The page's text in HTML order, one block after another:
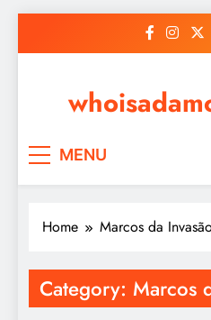
MENU
Home Marcos da
Category: Marcos